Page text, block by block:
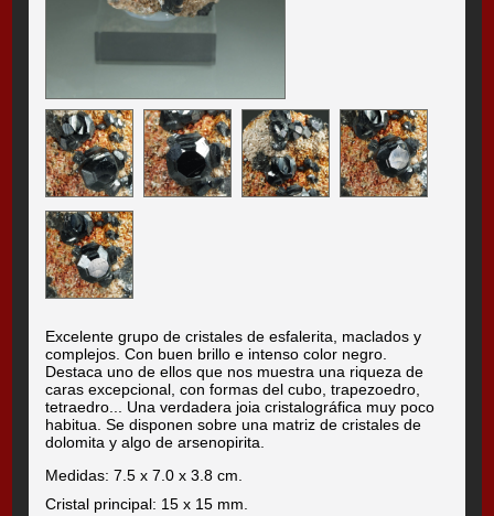
Excelente grupo de cristales de esfalerita, maclados y
complejos. Con buen brillo e intenso color negro.
Destaca uno de ellos que nos muestra una riqueza de
caras excepcional, con formas del cubo, trapezoedro,
tetraedro... Una verdadera joia cristalográfica muy poco
habitua. Se disponen sobre una matriz de cristales de
dolomita y algo de arsenopirita.
Medidas: 7.5 x 7.0 x 3.8 cm.
Cristal principal: 15 x 15 mm.